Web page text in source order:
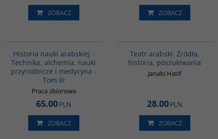
ZOBACZ ZOBACZ
Historia nauki arabskiej -
Technika, alchemia, nauki
przyrodnicze i medycyna -
Tom III
Praca zbiorowa
65.00PLN
ZOBACZ
Teatr arabski. Źródła,
historia, poszukiwania
Janabi Hatif
28.00PLN
ZOBACZ